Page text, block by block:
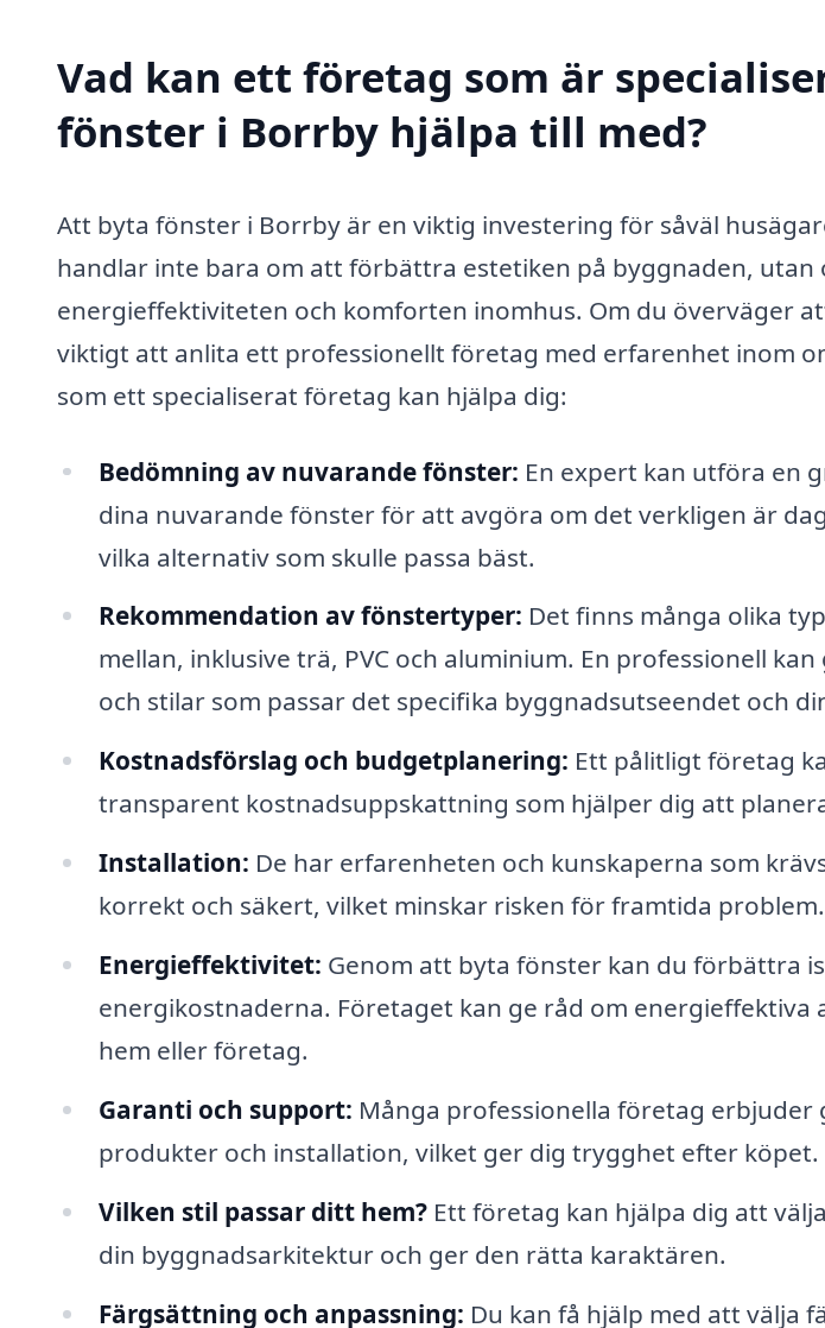
Vad kan ett företag som är
fönster i Borrby hjälpa till med?
Att byta fönster i Borrby är en viktig investering för såväl
handlar inte bara om att förbättra estetiken på byggnaden, utan
energieffektiviteten och komforten inomhus. Om du överväger
viktigt att anlita ett professionellt företag med erfarenhet inom
som ett specialiserat företag kan hjälpa dig:
Bedömning av nuvarande fönster: En expert kan utföra en
dina nuvarande fönster för att avgöra om det verkligen är
vilka alternativ som skulle passa bäst.
Rekommendation av fönstertyper: Det finns många olika
mellan, inklusive trä, PVC och aluminium. En professionell
och stilar som passar det specifika byggnadsutseendet och
Kostnadsförslag och budgetplanering: Ett pålitligt företag
transparent kostnadsuppskattning som hjälper dig att
Installation: De har erfarenheten och kunskaperna som
korrekt och säkert, vilket minskar risken för framtida problem.
Energieffektivitet: Genom att byta fönster kan du förbättra
energikostnaderna. Företaget kan ge råd om energieffektiva
hem eller företag.
Garanti och support: Många professionella företag erbjuder
produkter och installation, vilket ger dig trygghet efter köpet.
Vilken stil passar ditt hem?Ett företag kan hjälpa dig att
din byggnadsarkitektur och ger den rätta karaktären.
Färgsättning och anpassning: Du kan få hjälp med att välja